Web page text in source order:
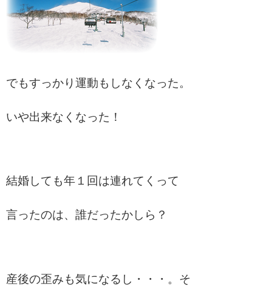
でもすっかり運動もしなくなった。
いや出来なくなった！
結婚しても年１回は連れてくって
言ったのは、誰だったかしら？
産後の歪みも気になるし・・・。そ